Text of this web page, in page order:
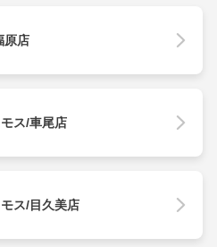
原店
ス/車尾店
ス/目久美店